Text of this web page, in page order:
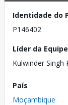
Identidade do
P146402
Líder da Equipe
Kulwinder Singh
País
Moçambique